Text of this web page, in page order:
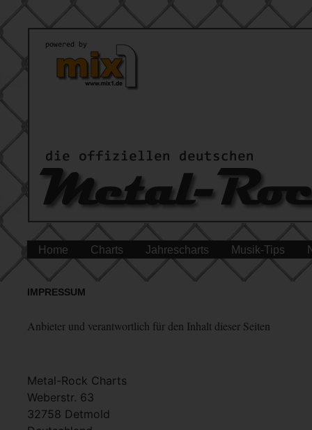
Home Charts Jahrescharts Musik-Tips
IMPRESSUM
Anbieter und verantwortlich für den Inhalt dieser Seiten
Metal-Rock Charts
Weberstr. 63
32758 Detmold